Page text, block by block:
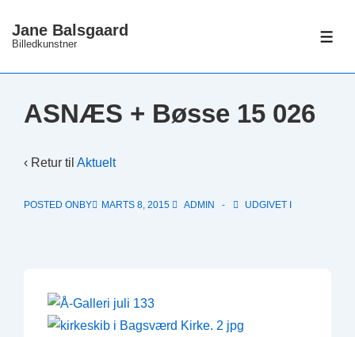
Hop
hovedindhold
Jane Balsgaard
Billedkunstner
ASNÆS + Bøsse 15 026
‹ Retur til Aktuelt
POSTED ONBY MARTS 8, 2015 ADMIN UDGIVET I